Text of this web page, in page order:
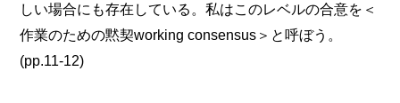
しい場合にも存在している。私はこのレベルの合意を＜
作業のための黙契working consensus＞と呼ぼう。
(pp.11-12)